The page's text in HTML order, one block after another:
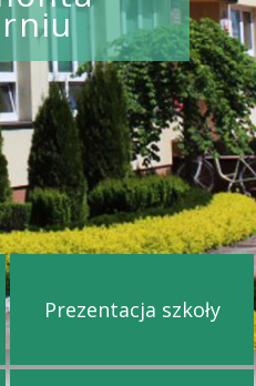
Biblioteka Facebook
Przejdź na
Prezentacja szkoły